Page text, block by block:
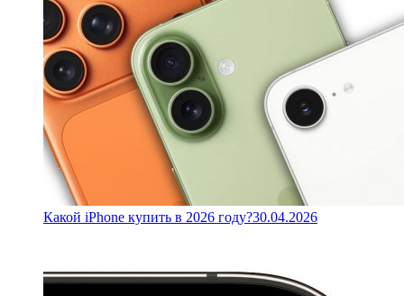
Какой iPhone купить в 2026 году?30.04.2026